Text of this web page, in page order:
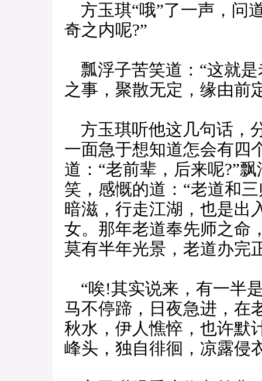
方玉琪“哦”了一声，问
奇之内呢?”
瓢浮子苦笑道：“这就
之事，聚散无定，缘由前
方玉琪听他这几句话，
一面急于想知道怎会有四
道：“老前辈，后来呢?”
笑，感慨的道：“老道和
暗滋，行走江湖，也是出
女。那年老道奉先师之命
莫有半年光景，老道办完
“唉!其实说来，有一半
马不停蹄，日夜急进，在
秋水，伊人憔悴，也许默
峰头，独自徘徊，凉露